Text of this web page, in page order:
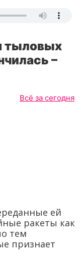
тыловых
–
Всё за сегодня
ей
ракеты как
тем
признает